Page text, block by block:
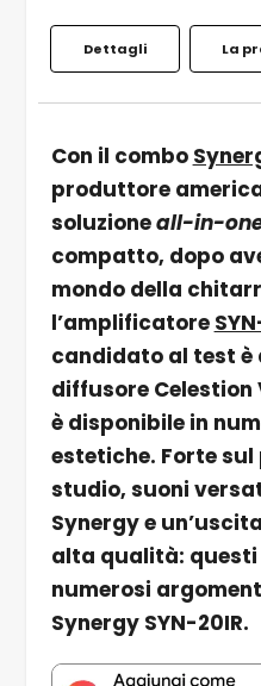
Dettagli La
Con il combo
produttore
soluzioneall-in-
compatto, dopo
mondo della
l’amplificatore
candidato al test è
diffusore Celestion
è disponibile in
estetiche. Forte sul
studio, suoni
Synergy e
alta qualità: questi
numerosi
Synergy SYN-20IR.